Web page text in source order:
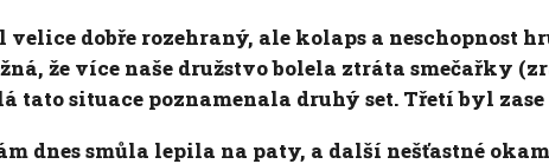
dobře rozehraný, ale kolaps a neschopnost
že více naše družstvo bolela ztráta smečařky
tato situace poznamenala druhý set. Třetí byl
dnes smůla lepila na paty, a další nešťastné